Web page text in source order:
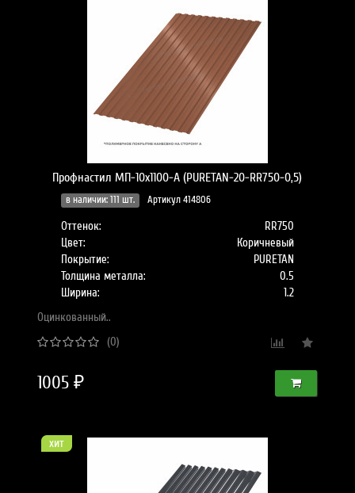
Профнастил МП-10x1100-A (PURETAN-20-RR750-0,5)
в наличии: 111 шт. Артикул 414806
Оттенок:
RR750
Цвет:
Коричневый
Покрытие:
PURETAN
Толщина металла:
0.5
Ширина:
1.2
Оцинкованный..
(0)
1005 ₽
хит